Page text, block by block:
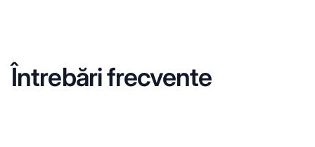
Întrebări frecvente